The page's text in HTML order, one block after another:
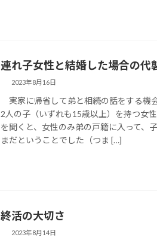
連れ子女性と結婚した場合の代
2023年8月16日
実家に帰省して弟と相続の話をする機
2人の子（いずれも15歳以上）を持つ女
を聞くと、女性のみ弟の戸籍に入って、
まだということでした（つま […]
終活の大切さ
2023年8月14日